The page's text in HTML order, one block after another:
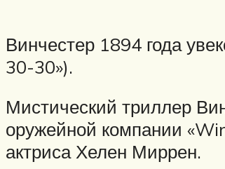
Винчестер 1894 года
30-30»).
Мистический триллер
оружейной компании
актриса Хелен Миррен.